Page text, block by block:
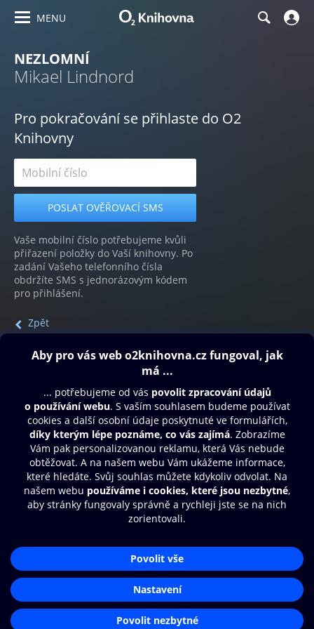
MENU
NEZLOMNÍ
Mikael Lindnord
Pro pokračování se přihlaste do O2
Knihovny
Vaše mobilní číslo potřebujeme kvůli
přiřazení položky do Vaší knihovny. Po
zadání Vašeho telefonního čísla
obdržíte SMS s jednorázovým kódem
pro přihlášení.
Zpět
Obsah ke stažení
Moje O2 Knihovna
Další zábava
© O2 Czech Republic a.s.
Přístupnost
Zásady zpracování osobních údajů
Nastavení cookies
Aplikace O2 Knihovna
Čti a poslouchej své e-knihy a
audioknihy rychleji a pohodlněji.